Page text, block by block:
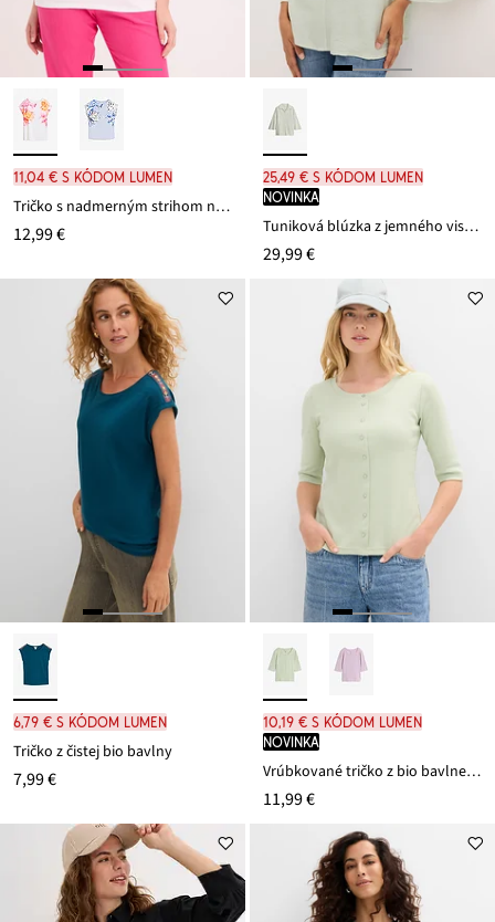
11,04 € s kódom LUMEN
Tričko s nadmerným strihom na pleciach
12,99 €
25,49 € s kódom LUMEN
novinka
Tuniková blúzka z jemného viskózového mixu
29,99 €
6,79 € s kódom LUMEN
Tričko z čistej bio bavlny
7,99 €
10,19 € s kódom LUMEN
novinka
Vrúbkované tričko z bio bavlneného mixu
11,99 €